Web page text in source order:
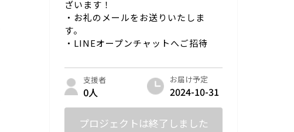
ざいます！
・お礼のメールをお送りいたしま
す。
・LINEオープンチャットへご招待
支援者
0人
お届け予定
2024-10-31
プロジェクトは終了しました